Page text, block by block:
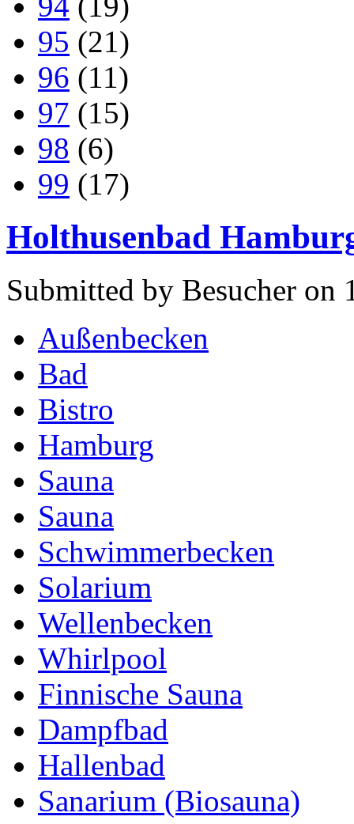
95 (21)
96 (11)
97 (15)
98 (6)
99 (17)
Holthusenbad
Submitted by Besucher on
Außenbecken
Bad
Bistro
Hamburg
Sauna
Sauna
Schwimmerbecken
Solarium
Wellenbecken
Whirlpool
Finnische Sauna
Dampfbad
Hallenbad
Sanarium (Biosauna)